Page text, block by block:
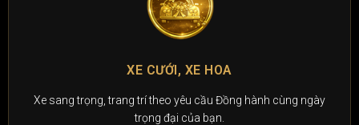
XE CƯỚI, XE HOA
Xe sang trọng, trang trí theo yêu cầu Đồng hành cùng ngày
trọng đại của bạn.